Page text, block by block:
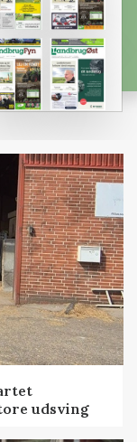
udsving